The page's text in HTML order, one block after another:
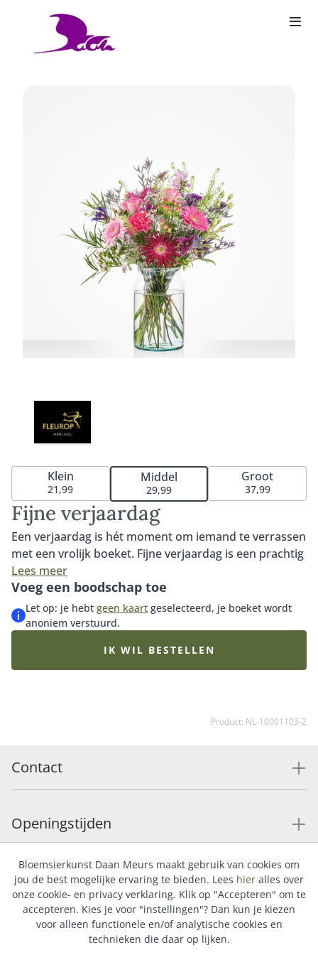
Fijne verjaardag
Een verjaardag is hét moment om iemand te verrassen
met een vrolijk boeket. Fijne verjaardag is een prachtig
boeket met roze en pasteltinten De opvallende
gerbera en roos maken van dit boeket een waar
plaatje om naar te kijken. Het perfecte cadeau om
iemand een fijne verjaardag mee te wensen. Tip: bestel
heerlijke chocolade en maak de verrassing compleet.
Lees meer
Klein
21,99
Middel
29,99
Groot
37,99
Voeg een boodschap toe
Let op: je hebt geen kaart geselecteerd, je boeket wordt
anoniem verstuurd.
IK WIL BESTELLEN
Product: NL-10001103-2
Contact
Openingstijden
Service
Populaire categorieën
Bloemsierkunst Daan Meurs maakt gebruik van cookies om
jou de best mogelijke ervaring te bieden. Lees hier alles over
onze cookie- en privacy verklaring. Klik op "Accepteren" om te
accepteren. Kies je voor "instellingen"? Dan kun je kiezen
voor alleen functionele en/of analytische cookies en
technieken die daar op lijken.